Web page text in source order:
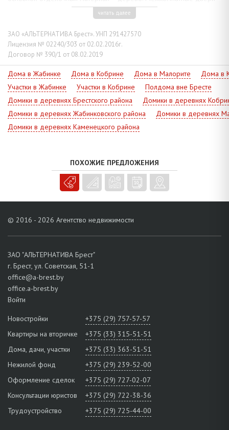
деревянные, особое чувство комфорта создают паркетные полы.
Комнаты в аккуратном жилом состоянии.
Коммуникации: электричество, водоснабжение, канализация -
централизованные, отопление - котел на твердом топливе и
печное, скважина на участке. Телефонизация.
Приусадебный земельный участок 0,2498 га по периметру
огорожен забором из металлической сетки, имеются гараж, четыре
сарая, баня из сруба под отделку. Удачное крайнее расположение
дома, есть возможность приобретения дополнительных земельных
участков 0,5843 га и 0,1659 га под ведение личного подсобного
хозяйства.
Выгодный вариант для развития агротуризма!
читать далее
ЗАО «АЛЬТЕРНАТИВА Брест». УНП 291427570
Лицензия № 02240/303 от 02.02.2016г.
Договор № 390/1 от 08.02.2019
Дома в Жабинке Дома в Кобрине Дома в Малорите
Дома в
Участки в Жабинке
Участки в Кобрине
Полдома вне Бресте
Домики в деревнях Брестского района
Домики в деревнях
Домики в деревнях Жабинковского района
Домики в деревнях
Домики в деревнях Каменецкого района
ПОХОЖИЕ ПРЕДЛОЖЕНИЯ
© 2016 - 2026 Агентство недвижимости
ЗАО "АЛЬТЕРНАТИВА Брест"
г. Брест, ул. Советская, 51-1
office@a-brest.by
office.a-brest.by
Войти
Новостройки
+375 (29) 757-57-57
Квартиры на вторичке
+375 (33) 315-51-51
Дома, дачи, участки
+375 (33) 363-51-51
Нежилой фонд
+375 (29) 239-52-00
Оформление сделок
+375 (29) 727-02-07
Консультации юристов
+375 (29) 722-38-36
Трудоустройство
+375 (29) 725-44-00